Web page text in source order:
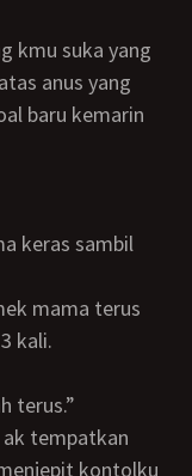
anus yang
baru kemarin
kali.
terus.”
kontolku